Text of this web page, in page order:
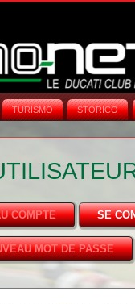
TURISMO STORICO
COMPTE SE
MOT DE PASSE